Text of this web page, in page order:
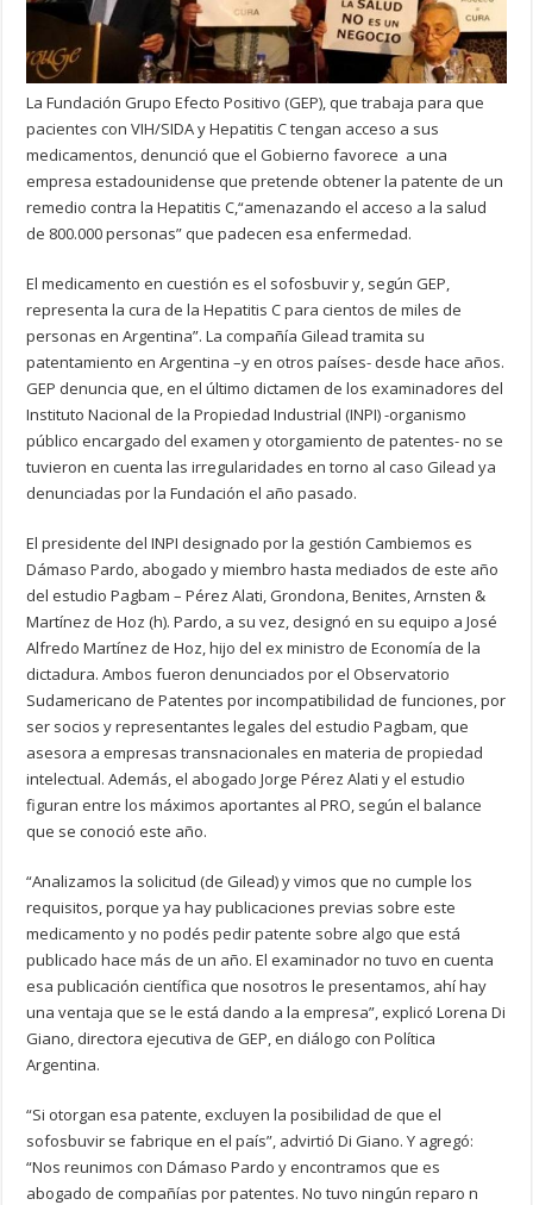
La Fundación Grupo Efecto Positivo (GEP), que trabaja para que
pacientes con VIH/SIDA y Hepatitis C tengan acceso a sus
medicamentos, denunció que el Gobierno favorece a una
empresa estadounidense que pretende obtener la patente de un
remedio contra la Hepatitis C,“amenazando el acceso a la salud
de 800.000 personas” que padecen esa enfermedad.
El medicamento en cuestión es el sofosbuvir y, según GEP,
representa la cura de la Hepatitis C para cientos de miles de
personas en Argentina”. La compañía Gilead tramita su
patentamiento en Argentina –y en otros países- desde hace años.
GEP denuncia que, en el último dictamen de los examinadores del
Instituto Nacional de la Propiedad Industrial (INPI) -organismo
público encargado del examen y otorgamiento de patentes- no se
tuvieron en cuenta las irregularidades en torno al caso Gilead ya
denunciadas por la Fundación el año pasado.
El presidente del INPI designado por la gestión Cambiemos es
Dámaso Pardo, abogado y miembro hasta mediados de este año
del estudio Pagbam – Pérez Alati, Grondona, Benites, Arnsten &
Martínez de Hoz (h). Pardo, a su vez, designó en su equipo a José
Alfredo Martínez de Hoz, hijo del ex ministro de Economía de la
dictadura. Ambos fueron denunciados por el Observatorio
Sudamericano de Patentes por incompatibilidad de funciones, por
ser socios y representantes legales del estudio Pagbam, que
asesora a empresas transnacionales en materia de propiedad
intelectual. Además, el abogado Jorge Pérez Alati y el estudio
figuran entre los máximos aportantes al PRO, según el balance
que se conoció este año.
“Analizamos la solicitud (de Gilead) y vimos que no cumple los
requisitos, porque ya hay publicaciones previas sobre este
medicamento y no podés pedir patente sobre algo que está
publicado hace más de un año. El examinador no tuvo en cuenta
esa publicación científica que nosotros le presentamos, ahí hay
una ventaja que se le está dando a la empresa”, explicó Lorena Di
Giano, directora ejecutiva de GEP, en diálogo con Política
Argentina.
“Si otorgan esa patente, excluyen la posibilidad de que el
sofosbuvir se fabrique en el país”, advirtió Di Giano. Y agregó:
“Nos reunimos con Dámaso Pardo y encontramos que es
abogado de compañías por patentes. No tuvo ningún reparo n